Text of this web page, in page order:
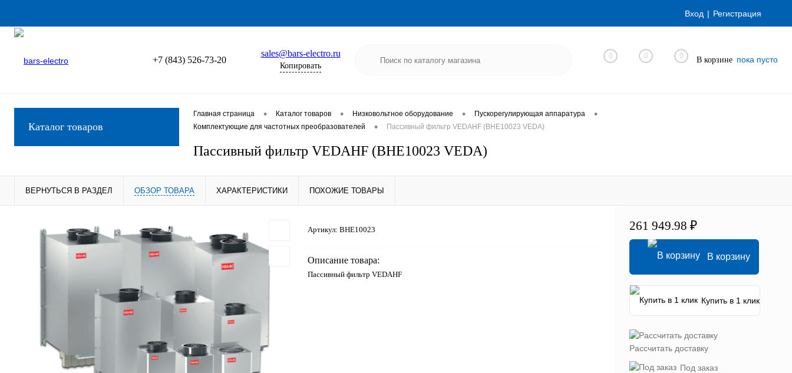
Вход Регистрация
+7 (843) 526-73-20
sales@bars-electro.ru
Копировать
0 0 0 В корзине пока пусто
Каталог товаров
Главная страница • Каталог товаров • Низковольтное оборудование • Пускорегулирующая аппаратура •
Комплектующие для частотных преобразователей • Пассивный фильтр VEDAHF (BHE10023 VEDA)
Пассивный фильтр VEDAHF (BHE10023 VEDA)
ВЕРНУТЬСЯ В РАЗДЕЛ ОБЗОР ТОВАРА ХАРАКТЕРИСТИКИ ПОХОЖИЕ ТОВАРЫ
Артикул: BHE10023
Описание товара:
Пассивный фильтр VEDAHF
261 949.98 ₽
В корзину
Купить в 1 клик
Рассчитать доставку
Под заказ